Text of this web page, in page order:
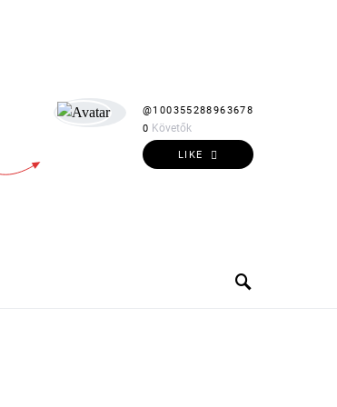
@100355288963678
0 Követők
LIKE